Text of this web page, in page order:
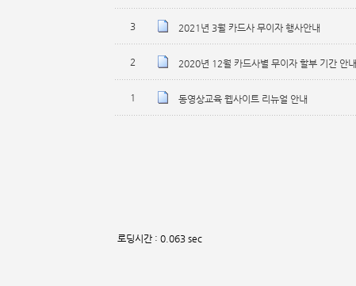
3 2021년 3월 카드사 무이자 행사안내
2 2020년 12월 카드사별 무이자 할부 기간 안내
1 동영상교육 웹사이트 리뉴얼 안내
로딩시간 : 0.063 sec